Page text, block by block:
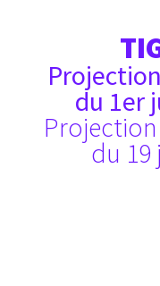
du 1er
Projection
du 19